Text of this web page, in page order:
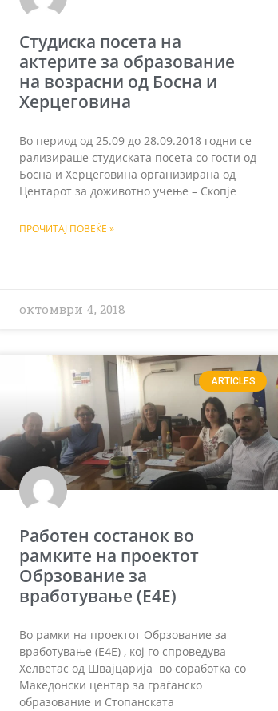
Студиска посета на
актерите за образование
на возрасни од Босна и
Херцеговина
Во период од 25.09 до 28.09.2018 годни се
рализираше студиската посета со гости од
Босна и Херцеговина организирана од
Центарот за доживотно учење – Скопје
ПРОЧИТАЈ ПОВЕЌЕ »
октомври 4, 2018
ARTICLES
Работен состанок во
рамките на проектот
Обрзование за
вработување (Е4Е)
Во рамки на проектот Обрзование за
вработување (Е4Е) , кој го спроведува
Хелветас од Швајцарија во соработка со
Македонски центар за граѓанско
образование и Стопанската